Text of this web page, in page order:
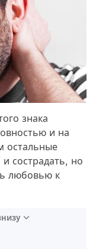
знака
и на
остальные
сострадать, но
любовью к